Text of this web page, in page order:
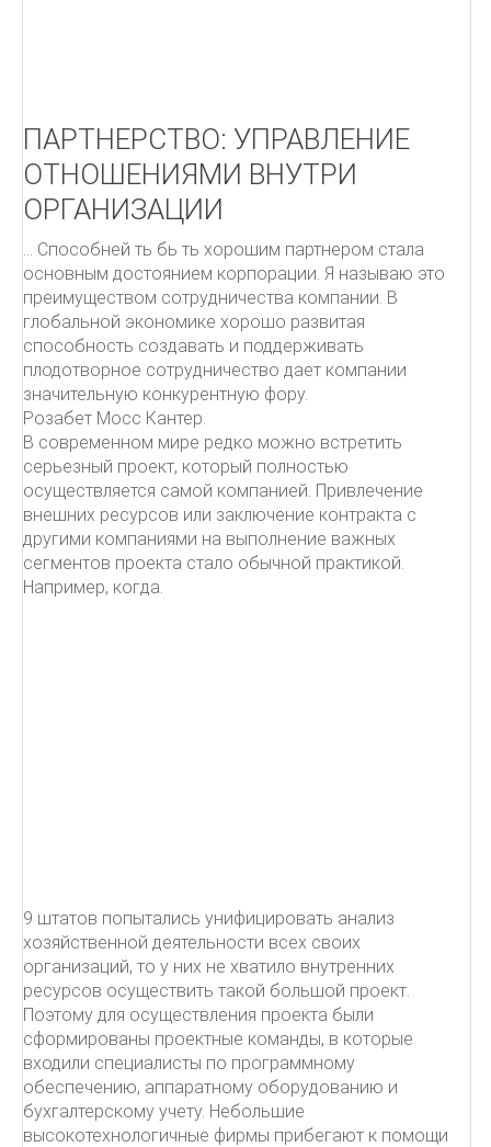
ПОДДЕРЖКА УСЛУГ
От центра затрат к центру прибыльности
Овладевая ITIL
ПАРТНЕРСТВО: УПРАВЛЕНИЕ
ОТНОШЕНИЯМИ ВНУТРИ
ОРГАНИЗАЦИИ
... Способней ть бь ть хорошим партнером стала
основным достоянием корпорации. Я называю это
преимуществом сотрудничества компании. В
глобальной экономике хорошо развитая
способность создавать и поддерживать
плодотворное сотрудничество дает компании
значительную конкурентную фору.
Розабет Мосс Кантер.
В современном мире редко можно встретить
серьезный проект, который полностью
осуществляется самой компанией. Привлечение
внешних ресурсов или заключение контракта с
другими компаниями на выполнение важных
сегментов проекта стало обычной практикой.
Например, когда.
9 штатов попытались унифицировать анализ
хозяйственной деятельности всех своих
организаций, то у них не хватило внутренних
ресурсов осуществить такой большой проект.
Поэтому для осуществления проекта были
сформированы проектные команды, в которые
входили специалисты по программному
обеспечению, аппаратному оборудованию и
бухгалтерскому учету. Небольшие
высокотехнологичные фирмы прибегают к помощи